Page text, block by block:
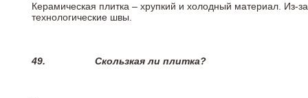
Керамическая плитка – хрупкий и холодный материал. Из-
технологические швы.
49. Скользкая ли плитка?